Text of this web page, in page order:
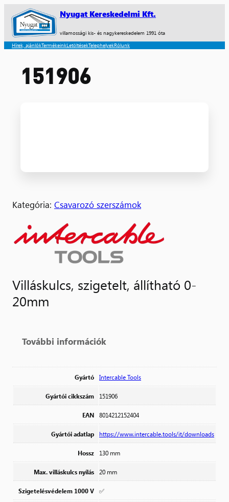
Nyugat Kereskedelmi Kft.
villamossági kis- és nagykereskedelem 1991 óta
Hírek, ajánlókTermékeinkLetöltésekTelephelyekRólunk
151906
Kategória: Csavarozó szerszámok
Villáskulcs, szigetelt, állítható 0-
20mm
További információk
Gyártó Intercable Tools
Gyártói cikkszám 151906
EAN 8014212152404
Gyártói adatlap https://www.intercable.tools/it/downloads
Hossz 130 mm
Max. villáskulcs nyílás 20 mm
Szigetelésvédelem 1000 V ✅